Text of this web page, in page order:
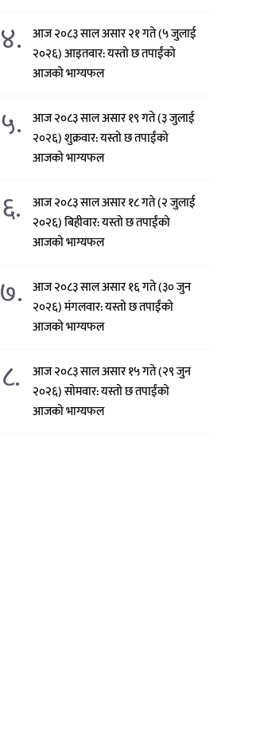
४.
आज २०८३ साल असार २१ गते (५ जुलाई
२०२६) आइतवार: यस्तो छ तपाईंको
आजको भाग्यफल
५.
आज २०८३ साल असार १९ गते (३ जुलाई
२०२६) शुक्रवार: यस्तो छ तपाईंको
आजको भाग्यफल
६.
आज २०८३ साल असार १८ गते (२ जुलाई
२०२६) बिहीवार: यस्तो छ तपाईंको
आजको भाग्यफल
७. आज २०८३ साल असार १६ गते (३० जुन
२०२६) मंगलवार: यस्तो छ तपाईंको
आजको भाग्यफल
८.
आज २०८३ साल असार १५ गते (२९ जुन
२०२६) साेमवार: यस्तो छ तपाईंको
आजको भाग्यफल